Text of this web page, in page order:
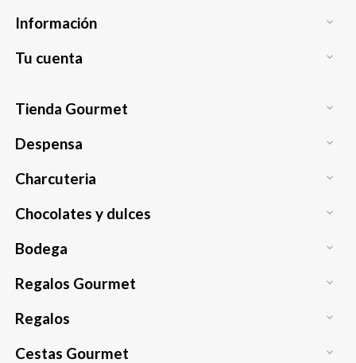
Información 
Tu cuenta 
Tienda Gourmet 
Despensa 
Charcuteria 
Chocolates y dulces 
Bodega 
Regalos Gourmet 
Regalos 
Cestas Gourmet 